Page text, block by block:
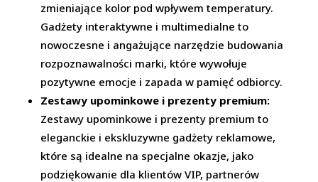
zmieniające kolor pod wpływem temperatury.
Gadżety interaktywne i multimedialne to
nowoczesne i angażujące narzędzie budowania
rozpoznawalności marki, które wywołuje
pozytywne emocje i zapada w pamięć odbiorcy.
Zestawy upominkowe i prezenty premium:
Zestawy upominkowe i prezenty premium to
eleganckie i ekskluzywne gadżety reklamowe,
które są idealne na specjalne okazje, jako
podziękowanie dla klientów VIP, partnerów